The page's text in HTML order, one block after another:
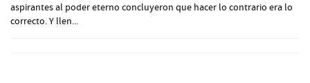
aspirantes al poder eterno concluyeron que hacer lo contrario era lo
correcto. Y llen...